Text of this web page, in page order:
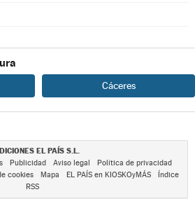
Cáceres
EL PAÍS S.L.
Publicidad Aviso legal
Política de privacidad
cookies Mapa EL PAÍS en KIOSKOyMÁS
Índice
RSS